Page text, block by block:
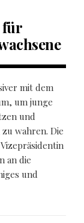
für
mit dem
um junge
und
wahren. Die
an die
und